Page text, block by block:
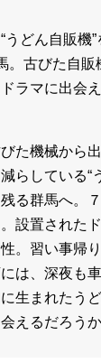
どん自販機
。古びた自販
ラマに出会
た機械から
らしている“
る群馬へ。
設置された
。習い事帰
は、深夜も
生まれたう
えるだろう